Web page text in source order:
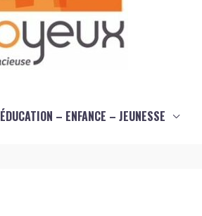
ÉDUCATION – ENFANCE – JEUNESSE